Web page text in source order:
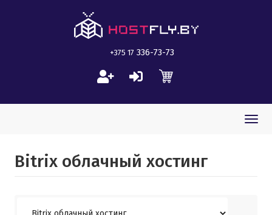
+375 17 336-73-73
Bitrix облачный хостинг